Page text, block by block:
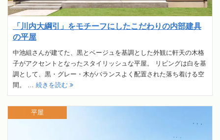
「川内大綱引」をモチーフにしたこだわりの内部建具
の平屋
中池組さんが建てた、黒とベージュを基調とした外観に軒天の木格
子がアクセントとなったスタイリッシュな平屋。 リビングは白を基
調として、黒・グレー・木がバランスよく配置された落ち着ける空
間。 … 続きを読む
平屋